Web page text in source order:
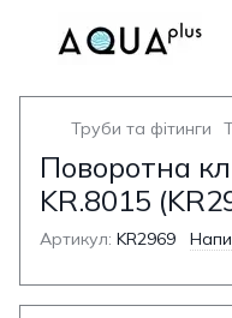
Труби та фітинги
Поворотна
KR.8015
Артикул: KR2969